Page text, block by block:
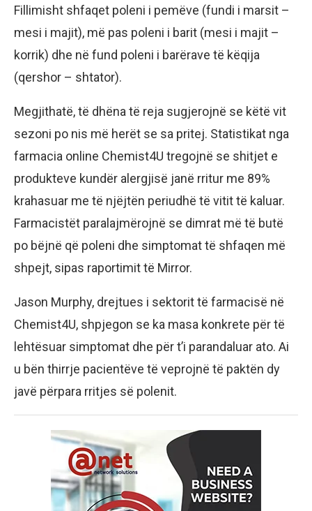
Fillimisht shfaqet poleni i pemëve (fundi i marsit –
mesi i majit), më pas poleni i barit (mesi i majit –
korrik) dhe në fund poleni i barërave të këqija
(qershor – shtator).
Megjithatë, të dhëna të reja sugjerojnë se këtë vit
sezoni po nis më herët se sa pritej. Statistikat nga
farmacia online Chemist4U tregojnë se shitjet e
produkteve kundër alergjisë janë rritur me 89%
krahasuar me të njëjtën periudhë të vitit të kaluar.
Farmacistët paralajmërojnë se dimrat më të butë
po bëjnë që poleni dhe simptomat të shfaqen më
shpejt, sipas raportimit të Mirror.
Jason Murphy, drejtues i sektorit të farmacisë në
Chemist4U, shpjegon se ka masa konkrete për të
lehtësuar simptomat dhe për t’i parandaluar ato. Ai
u bën thirrje pacientëve të veprojnë të paktën dy
javë përpara rritjes së polenit.